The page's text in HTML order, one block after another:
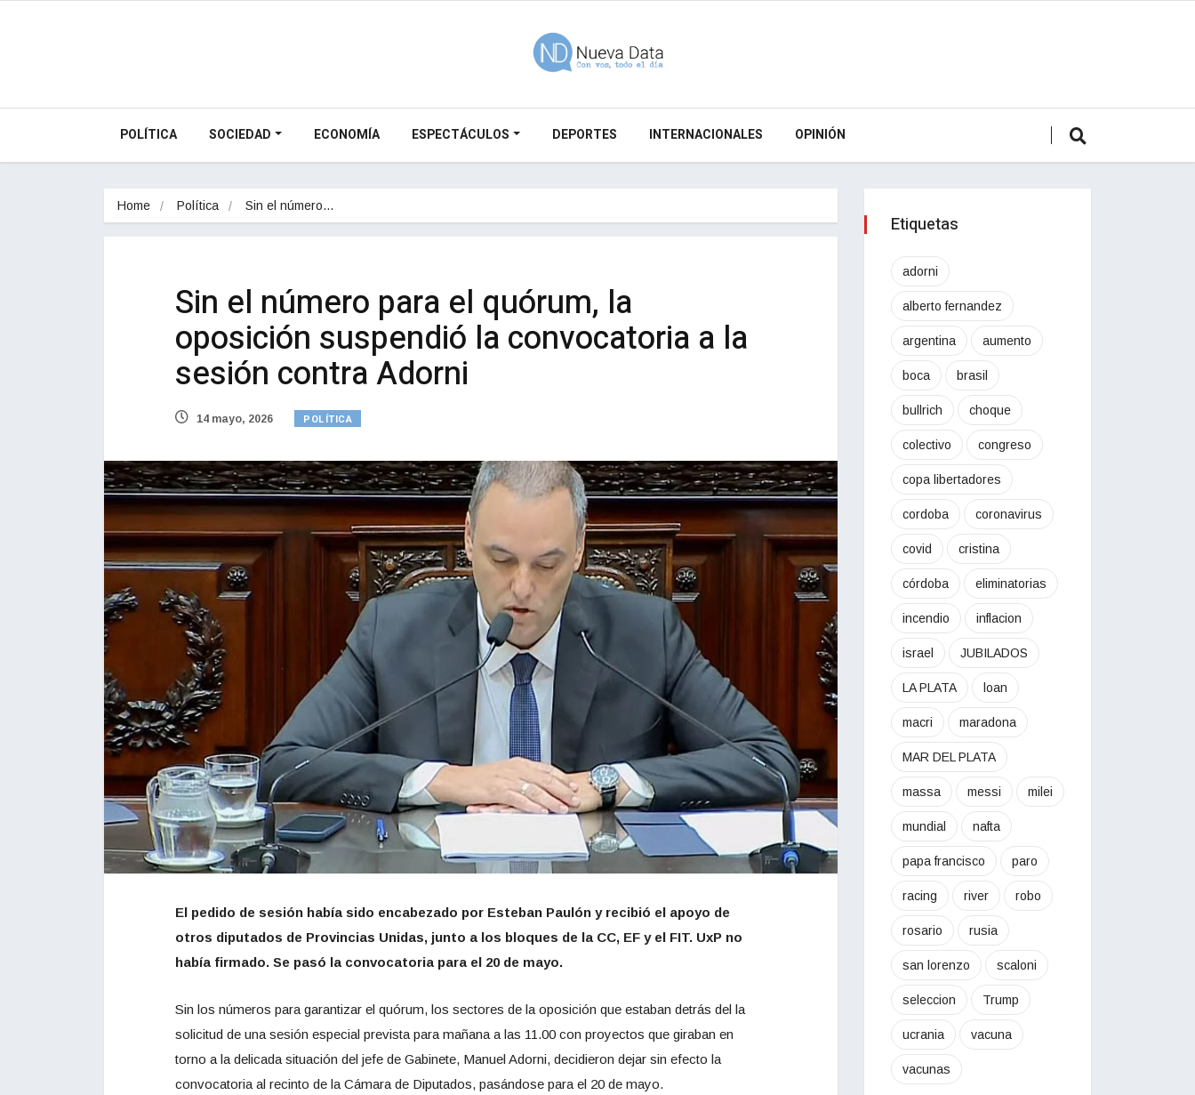
POLÍTICA SOCIEDAD ECONOMÍA ESPECTÁCULOS DEPORTES INTERNACIONALES OPINIÓN
Home Política Sin el número…
Sin el número para el quórum, la
oposición suspendió la convocatoria a la
sesión contra Adorni
14 mayo, 2026 POLÍTICA
El pedido de sesión había sido encabezado por Esteban Paulón y recibió el apoyo de
otros diputados de Provincias Unidas, junto a los bloques de la CC, EF y el FIT. UxP no
había firmado. Se pasó la convocatoria para el 20 de mayo.
Sin los números para garantizar el quórum, los sectores de la oposición que estaban detrás del la
solicitud de una sesión especial prevista para mañana a las 11.00 con proyectos que giraban en
torno a la delicada situación del jefe de Gabinete, Manuel Adorni, decidieron dejar sin efecto la
convocatoria al recinto de la Cámara de Diputados, pasándose para el 20 de mayo.
Etiquetas
adorni
alberto fernandez
argentina aumento
boca brasil
bullrich choque
colectivo congreso
copa libertadores
cordoba coronavirus
covid cristina
córdoba eliminatorias
incendio inflacion
israel JUBILADOS
LA PLATA loan
macri maradona
MAR DEL PLATA
massa messi milei
mundial nafta
papa francisco paro
racing river robo
rosario rusia
san lorenzo scaloni
seleccion Trump
ucrania vacuna
vacunas